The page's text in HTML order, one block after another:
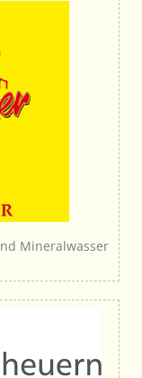
Mineralwasser